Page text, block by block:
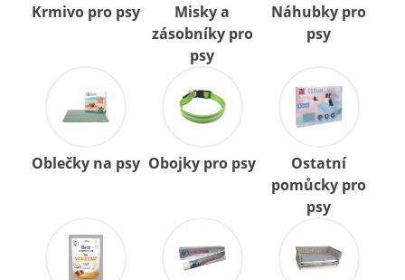
Krmivo pro psy
Misky a
zásobníky pro
psy
Náhubky pro
psy
Oblečky na psy Obojky pro psy
Ostatní
pomůcky pro
psy